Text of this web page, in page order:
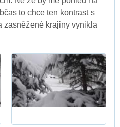
to chce ten kontrast s
zasněžené krajiny vynikla